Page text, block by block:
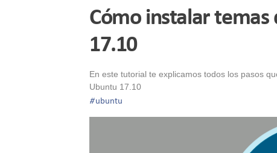
Cómo instalar
17.10
En este tutorial te explicamos todos los pasos
Ubuntu 17.10
# ubuntu